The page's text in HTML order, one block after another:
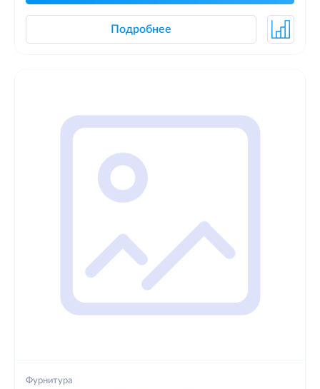
Подробнее
Фурнитура